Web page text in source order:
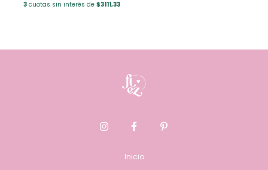
3cuotas sin interés de $3111,33
Inicio